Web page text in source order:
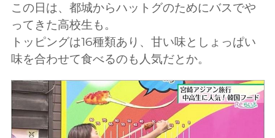
この日は、都城からハットグのためにバスでや
ってきた高校生も。
トッピングは16種類あり、甘い味としょっぱい
味を合わせて食べるのも人気だとか。